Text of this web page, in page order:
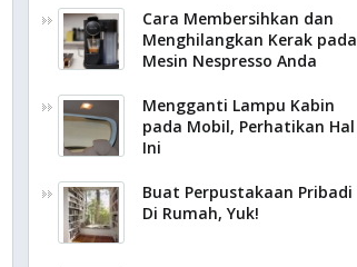
Cara Membersihkan dan
Menghilangkan Kerak pada
Mesin Nespresso Anda
Mengganti Lampu Kabin
pada Mobil, Perhatikan Hal
Ini
Buat Perpustakaan Pribadi
Di Rumah, Yuk!